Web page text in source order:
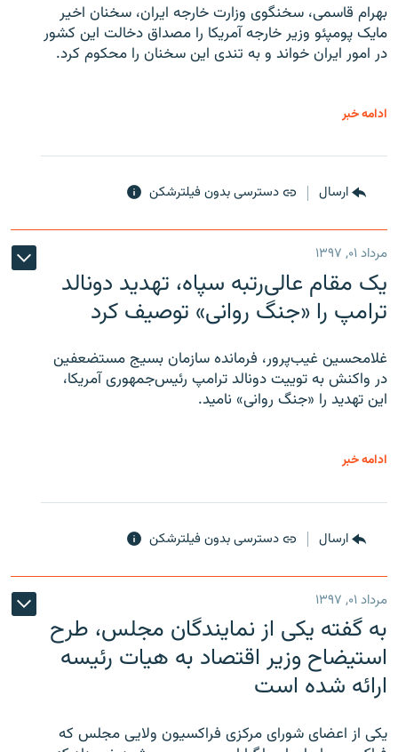
بهرام قاسمی، سخنگوی وزارت خارجه ایران، سخنان اخیر
مایک پومپئو وزیر خارجه آمریکا را مصداق دخالت این کشور
در امور ایران خواند و به تندی این سخنان را محکوم کرد.
ادامه خبر
ارسال دسترسی بدون فیلترشکن
مرداد ۰۱, ۱۳۹۷
یک مقام عالی‌رتبه سپاه، تهدید دونالد
ترامپ را «جنگ روانی» توصیف کرد
غلامحسین غیب‌پرور، فرمانده سازمان بسیج مستضعفین
در واکنش به توییت دونالد ترامپ رئیس‌جمهوری آمریکا،
این تهدید را «جنگ روانی» نامید.
ادامه خبر
ارسال دسترسی بدون فیلترشکن
مرداد ۰۱, ۱۳۹۷
به گفته یکی از نمایندگان مجلس، طرح
استیضاح وزیر اقتصاد به هیات رئیسه
ارائه شده است
یکی از اعضای شورای مرکزی فراکسیون ولایی مجلس که